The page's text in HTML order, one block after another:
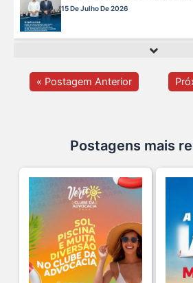
13 De Julho De 2026
O domingo perfeito tem endereço
Ganhar tempo, automatizar
7 De Julho De 2026
Neste sábado, dia 04 de julho, o
3 De Julho De 2026
« Postagem Anterior
Postagens mais